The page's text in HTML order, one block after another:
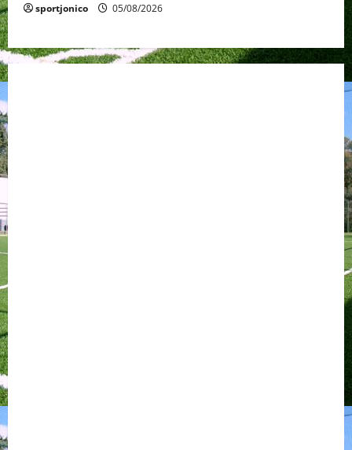
sportjonico 05/08/2026